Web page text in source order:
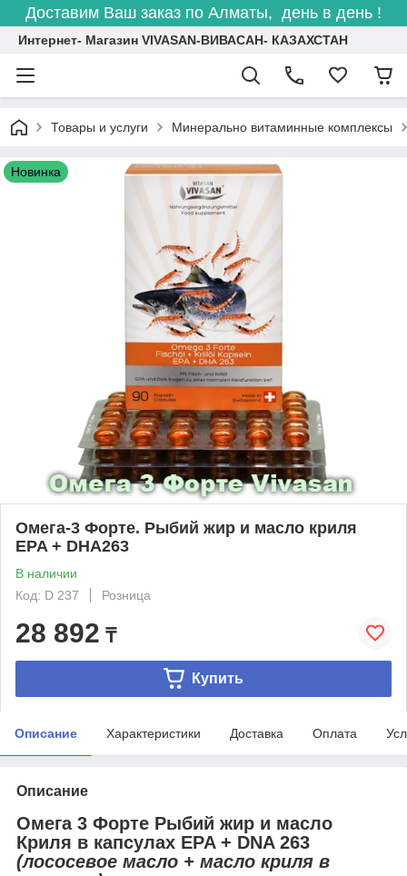
Доставим Ваш заказ по Алматы, день в день !
Интернет- Магазин VIVASAN-ВИВАСАН- КАЗАХСТАН
Товары и услуги Минерально витаминные комплексы
Новинка
Омега-3 Форте. Рыбий жир и масло криля
EPA + DHA263
В наличии
Код: D 237
Розница
28 892 ₸
Купить
Описание Характеристики Доставка Оплата
Описание
Омега 3 Форте Рыбий жир и масло
Криля в капсулах EPA + DNA 263
(лососевое масло + масло криля в